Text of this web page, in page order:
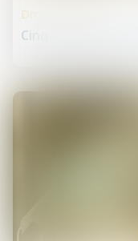
Cinq questions sur
Droit de la santé